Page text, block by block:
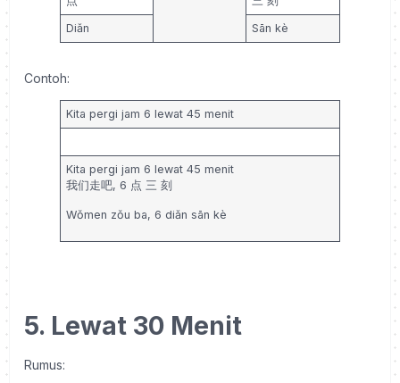
Diǎn Sān kè
Contoh:
Kita pergi jam 6 lewat 45 menit
Kita pergi jam 6 lewat 45 menit
我们走吧, 6 点 三 刻
Wǒmen zǒu ba, 6 diǎn sān kè
5. Lewat 30 Menit
Rumus: